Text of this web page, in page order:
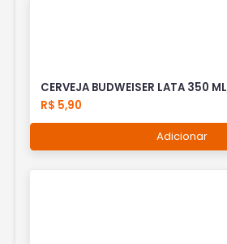
CERVEJA BUDWEISER LATA 350 ML
R$ 5,90
Adicionar